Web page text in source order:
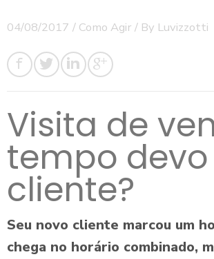
04/08/2017 / Como Agir / By Luvizzotti
Visita de
tempo
cliente?
Seu novo cliente marcou um
chega no horário combinado,